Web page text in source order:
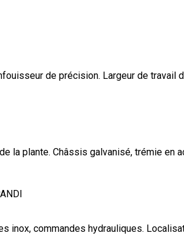
de précision. Largeur de travail
la plante. Châssis galvanisé, trémie en
inox, commandes hydrauliques.